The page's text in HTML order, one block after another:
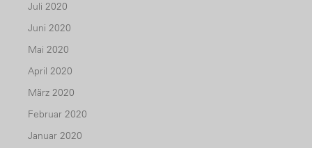
Juli 2020
Juni 2020
Mai 2020
April 2020
März 2020
Februar 2020
Januar 2020